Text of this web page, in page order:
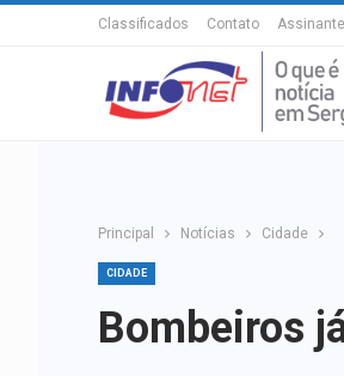
Classificados Contato Assinante
Principal Notícias Cidade
CIDADE
Bombeiros